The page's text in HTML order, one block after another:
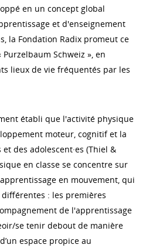
en un concept global
et d'enseignement
la Fondation Radix promeut ce
Schweiz », en
lieux de vie fréquentés par les
établi que l'activité physique
moteur, cognitif et la
des adolescent·es (Thiel &
en classe se concentre sur
en mouvement, qui
: les premières
de l'apprentissage
se tenir debout de manière
espace propice au